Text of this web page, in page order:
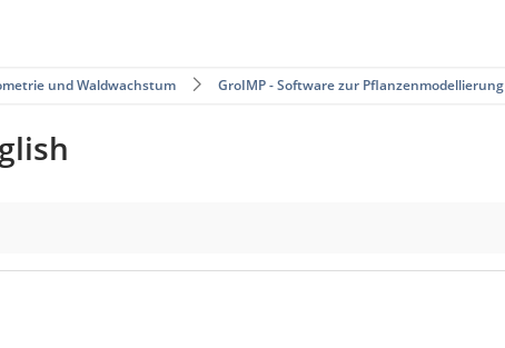
und Waldwachstum GroIMP - Software zur Pflanzenmodellierung